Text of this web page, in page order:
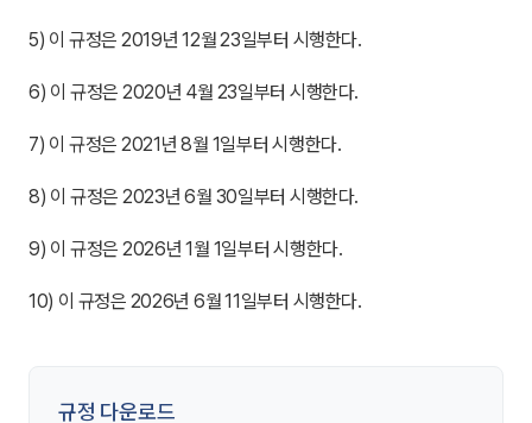
5) 이 규정은 2019년 12월 23일부터 시행한다.
6) 이 규정은 2020년 4월 23일부터 시행한다.
7) 이 규정은 2021년 8월 1일부터 시행한다.
8) 이 규정은 2023년 6월 30일부터 시행한다.
9) 이 규정은 2026년 1월 1일부터 시행한다.
10) 이 규정은 2026년 6월 11일부터 시행한다.
규정 다운로드